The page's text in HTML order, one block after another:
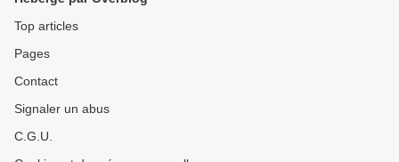
Top articles
Pages
Contact
Signaler un abus
C.G.U.